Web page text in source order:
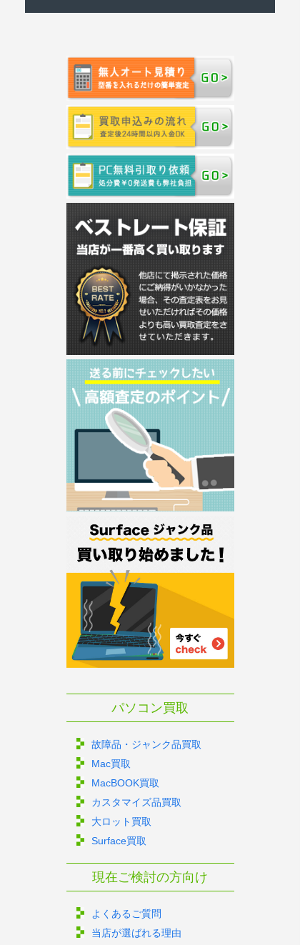
パソコン買取
故障品・ジャンク品買取
Mac買取
MacBOOK買取
カスタマイズ品買取
大ロット買取
Surface買取
現在ご検討の方向け
よくあるご質問
当店が選ばれる理由